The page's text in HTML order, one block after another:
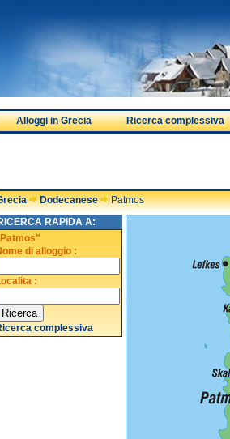
Alloggi in Grecia Ricerca complessiva
Dodecanese
Patmos
RAPIDA A:
di alloggio :
:
complessiva